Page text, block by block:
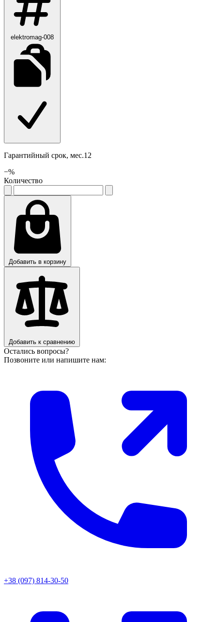
elektromag-008
Гарантийный срок, мес.12
−%
Количество
Добавить в корзину
Добавить к сравнению
Остались вопросы?
Позвоните или напишите нам:
+38 (097) 814-30-50